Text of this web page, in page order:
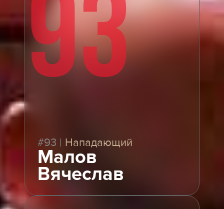
93
#93 | Нападающий
Малов
Вячеслав